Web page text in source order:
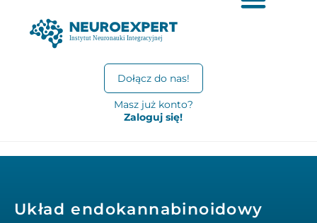
Dołącz do nas!
Masz już konto?
Zaloguj się!
Układ endokannabinoidowy